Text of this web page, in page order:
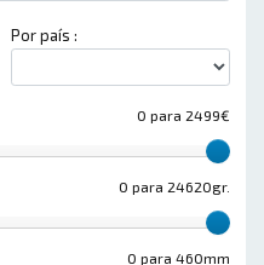
Por país :
0 para 2499€
0 para 24620gr.
0 para 460mm